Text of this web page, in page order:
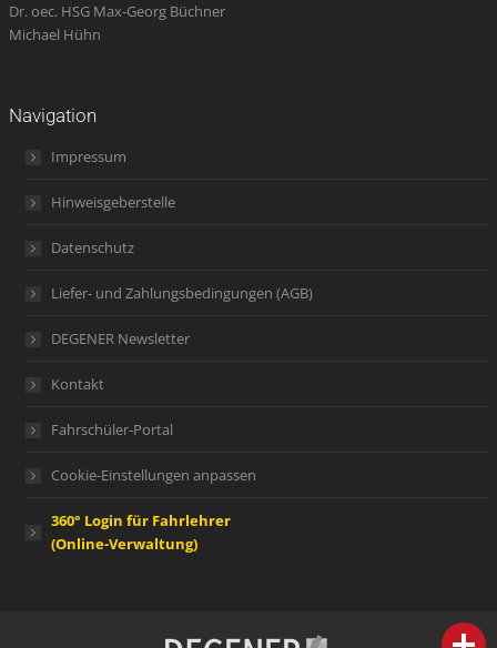
Dr. oec. HSG Max-Georg Büchner
Michael Hühn
Navigation
Impressum
Hinweisgeberstelle
Datenschutz
Liefer- und Zahlungsbedingungen (AGB)
DEGENER Newsletter
Kontakt
Fahrschüler-Portal
Cookie-Einstellungen anpassen
360° Login für Fahrlehrer
(Online-Verwaltung)
person IHR FACHBERATER